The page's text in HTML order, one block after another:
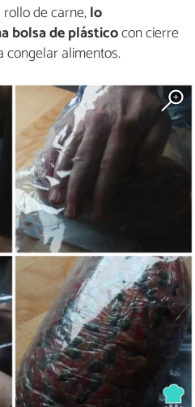
de carne,lo
bolsa de plásticocon cierre
congelar alimentos.